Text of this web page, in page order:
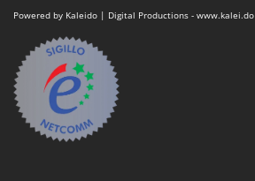
Powered by Kaleido | Digital Productions - www.kalei.do